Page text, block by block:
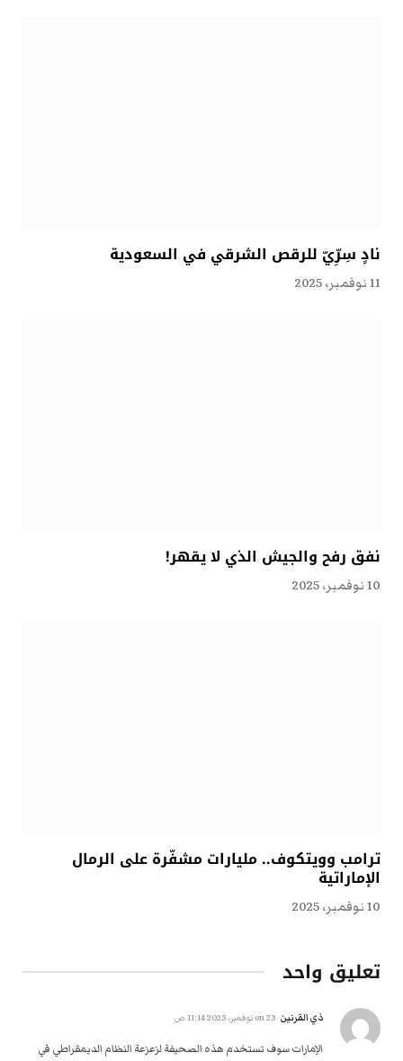
نادٍ سِرِّيّ للرقص الشرقي في السعودية
11 نوفمبر، 2025
نفق رفح والجيش الذي لا يقهر!
10 نوفمبر، 2025
ترامب وويتكوف.. مليارات مشفّرة على الرمال
الإماراتية
10 نوفمبر، 2025
تعليق واحد
ذي القرنين 23 نوفمبر، 2023 11:14 ص
الإمارات سوف تستخدم هذه الصحيفة لزعزعة النظام الديمقراطي في